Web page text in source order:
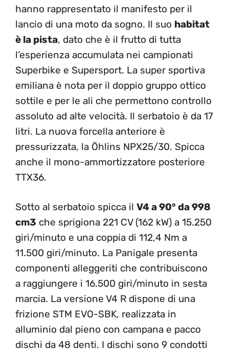
hanno rappresentato il manifesto per il
lancio di una moto da sogno. Il suo habitat
è la pista, dato che è il frutto di tutta
l’esperienza accumulata nei campionati
Superbike e Supersport. La super sportiva
emiliana è nota per il doppio gruppo ottico
sottile e per le ali che permettono controllo
assoluto ad alte velocità. Il serbatoio è da 17
litri. La nuova forcella anteriore è
pressurizzata, la Öhlins NPX25/30. Spicca
anche il mono-ammortizzatore posteriore
TTX36.
Sotto al serbatoio spicca il V4 a 90° da 998
cm3 che sprigiona 221 CV (162 kW) a 15.250
giri/minuto e una coppia di 112,4 Nm a
11.500 giri/minuto. La Panigale presenta
componenti alleggeriti che contribuiscono
a raggiungere i 16.500 giri/minuto in sesta
marcia. La versione V4 R dispone di una
frizione STM EVO-SBK, realizzata in
alluminio dal pieno con campana e pacco
dischi da 48 denti. I dischi sono 9 condotti